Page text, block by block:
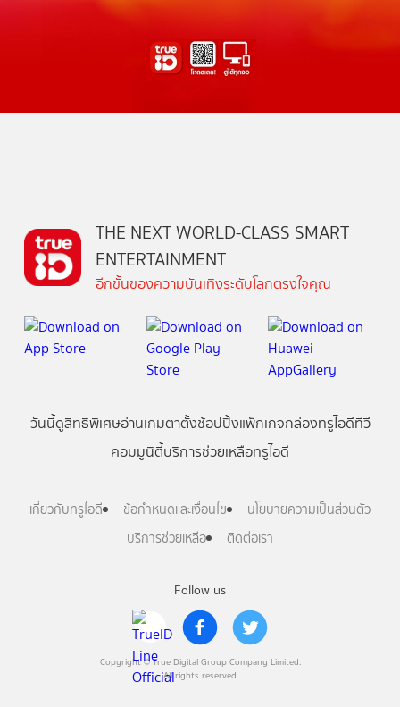
Follow us
Copyright © True Digital Group Company Limited.
All rights reserved
THE NEXT WORLD-CLASS SMART
ENTERTAINMENT
อีกขั้นของความบันเทิงระดับโลกตรงใจคุณ
วันนี้ดูสิทธิพิเศษอ่านเกมตาตั้งช้อปปิ้งแพ็กเกจกล่องทรูไอดีทีวี
คอมมูนิตี้บริการช่วยเหลือทรูไอดี
เกี่ยวกับทรูไอดี ข้อกำหนดและเงื่อนไข
นโยบายความเป็นส่วนตัว
บริการช่วยเหลือ
ติดต่อเรา